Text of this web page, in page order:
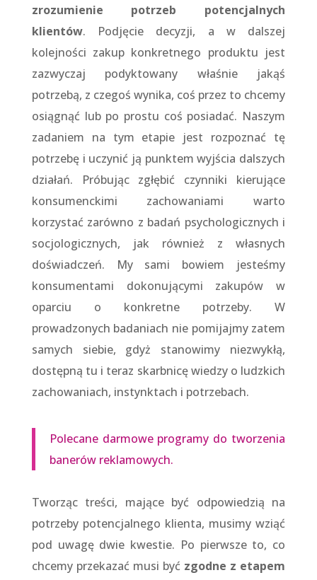
zrozumienie potrzeb potencjalnych
klientów. Podjęcie decyzji, a w dalszej
kolejności zakup konkretnego produktu jest
zazwyczaj podyktowany właśnie jakąś
potrzebą, z czegoś wynika, coś przez to chcemy
osiągnąć lub po prostu coś posiadać. Naszym
zadaniem na tym etapie jest rozpoznać tę
potrzebę i uczynić ją punktem wyjścia dalszych
działań. Próbując zgłębić czynniki kierujące
konsumenckimi zachowaniami warto
korzystać zarówno z badań psychologicznych i
socjologicznych, jak również z własnych
doświadczeń. My sami bowiem jesteśmy
konsumentami dokonującymi zakupów w
oparciu o konkretne potrzeby. W
prowadzonych badaniach nie pomijajmy zatem
samych siebie, gdyż stanowimy niezwykłą,
dostępną tu i teraz skarbnicę wiedzy o ludzkich
zachowaniach, instynktach i potrzebach.
Polecane darmowe programy do tworzenia
banerów reklamowych.
Tworząc treści, mające być odpowiedzią na
potrzeby potencjalnego klienta, musimy wziąć
pod uwagę dwie kwestie. Po pierwsze to, co
chcemy przekazać musi być zgodne z etapem